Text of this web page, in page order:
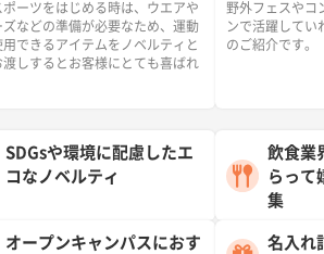
ポーツをはじめる時は、ウエアや
ズなどの準備が必要なため、運動
用できるアイテムをノベルティと
渡しするとお客様にとても喜ばれ
野外フェスやコ
ンで活躍してい
のご紹介です。
SDGsや環境に配慮したエ
コなノベルティ
飲食業
らって
集
オープンキャンパスにおす
名入れ